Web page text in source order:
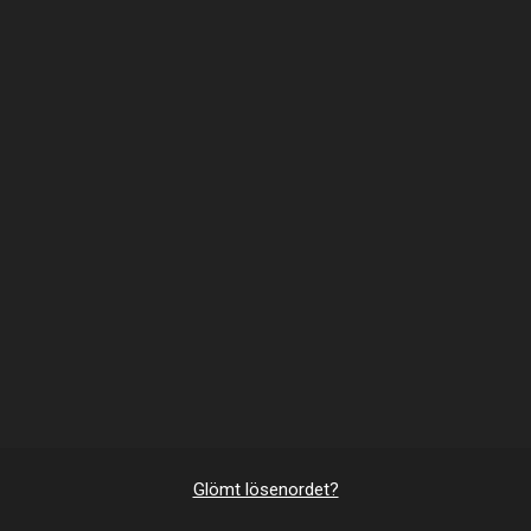
Glömt lösenordet?